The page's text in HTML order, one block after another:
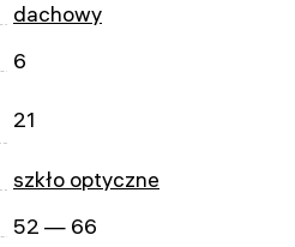
dachowy
6
21
szkło optyczne
52 — 66